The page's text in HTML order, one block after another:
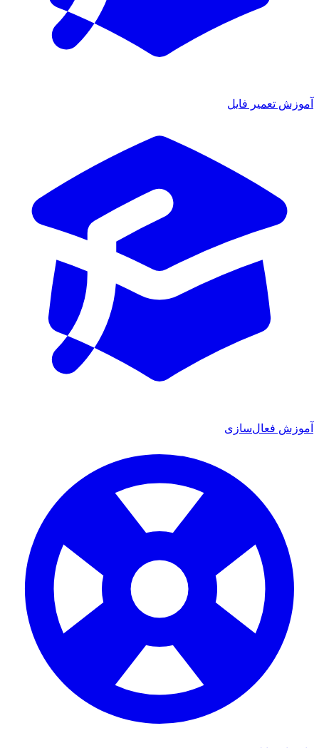
آموزش تعمیر فایل
آموزش فعال‌سازی